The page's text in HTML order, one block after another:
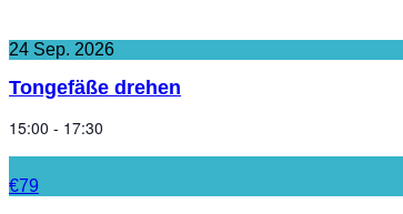
24 Sep. 2026
Tongefäße drehen
15:00 - 17:30
€79